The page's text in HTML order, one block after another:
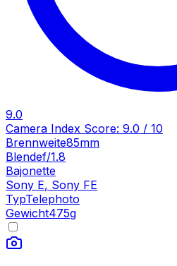
9.0
Camera Index Score: 9.0 / 10
Brennweite85mm
Blendef/1.8
Bajonette
Sony E, Sony FE
TypTelephoto
Gewicht475g